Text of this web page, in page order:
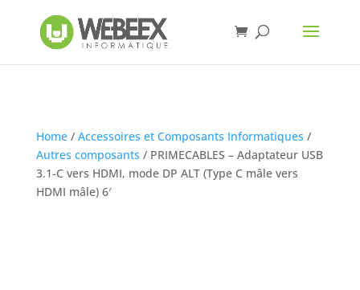
Home/ Accessoires et Composants Informatiques /
Autres composants / PRIMECABLES – Adaptateur USB
3.1-C vers HDMI, mode DP ALT (Type C mâle vers
HDMI mâle) 6′